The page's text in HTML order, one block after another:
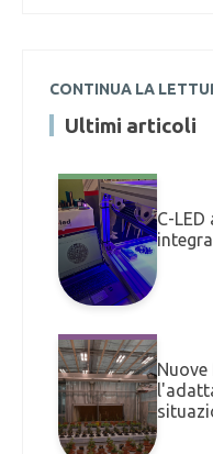
CONTINUA LA
Ultimi articoli
C-LED